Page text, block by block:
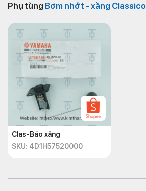
Phụ tùng Bơm nhớt - xăng Classico
Clas-Báo xăng
SKU: 4D1H57520000